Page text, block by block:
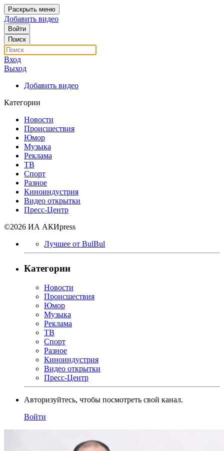
Раскрыть меню
Добавить видео
Войти
Поиск
Вход
Выход
Добавить видео
Категории
Новости
Происшествия
Юмор
Музыка
Реклама
ТВ
Спорт
Разное
Киноиндустрия
Видео открытки
Пресс-Центр
©2026 ИА АКИpress
Лучшее от BulBul
Категории
Новости
Происшествия
Юмор
Музыка
Реклама
ТВ
Спорт
Разное
Киноиндустрия
Видео открытки
Пресс-Центр
Авторизуйтесь, чтобы посмотреть свой канал.
Войти